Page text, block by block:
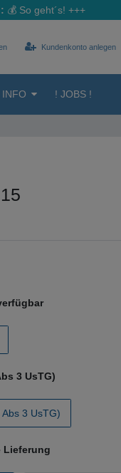
💰 So geht´s! +++
Kundenkonto anlegen
INFO ! JOBS !
3 UsTG)
3 UsTG)
Lieferung